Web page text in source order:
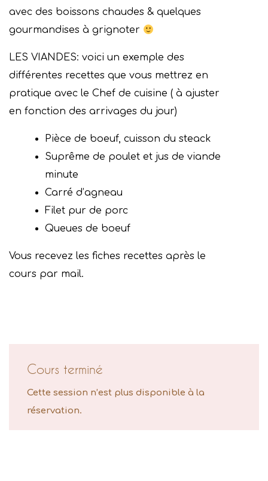
avec des boissons chaudes & quelques
gourmandises à grignoter
LES VIANDES: voici un exemple des
différentes recettes que vous mettrez en
pratique avec le Chef de cuisine ( à ajuster
en fonction des arrivages du jour)
Pièce de boeuf, cuisson du steack
Suprême de poulet et jus de viande
minute
Carré d’agneau
Filet pur de porc
Queues de boeuf
Vous recevez les fiches recettes après le
cours par mail.
Cours terminé
Cette session n’est plus disponible à la
réservation.